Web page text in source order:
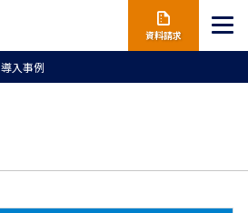
資料請求
導入事例